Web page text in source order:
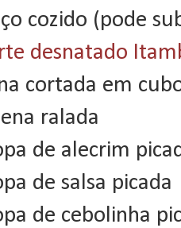
cozido (pode
desnatado
cortada em
ralada
de alecrim
de salsa picada
de cebolinha